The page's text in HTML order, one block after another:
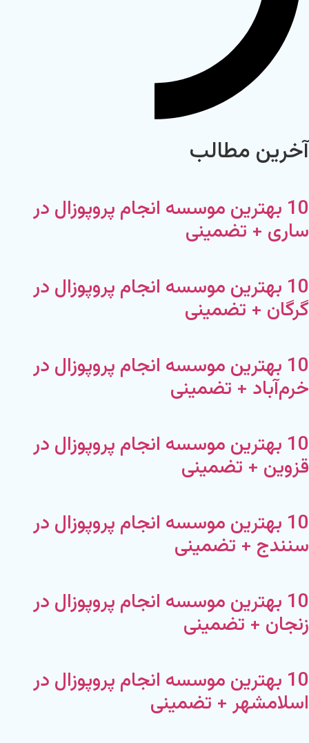
آخرین مطالب
10 بهترین موسسه انجام پروپوزال در
ساری + تضمینی
10 بهترین موسسه انجام پروپوزال در
گرگان + تضمینی
10 بهترین موسسه انجام پروپوزال در
خرم‌آباد + تضمینی
10 بهترین موسسه انجام پروپوزال در
قزوین + تضمینی
10 بهترین موسسه انجام پروپوزال در
سنندج + تضمینی
10 بهترین موسسه انجام پروپوزال در
زنجان + تضمینی
10 بهترین موسسه انجام پروپوزال در
اسلامشهر + تضمینی